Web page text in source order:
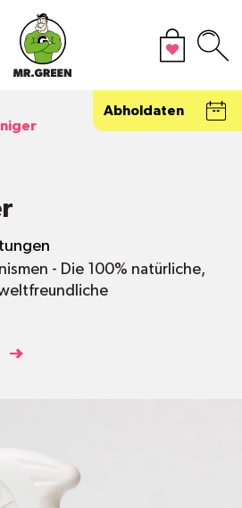
Abholdaten
- Die 100% natürliche,